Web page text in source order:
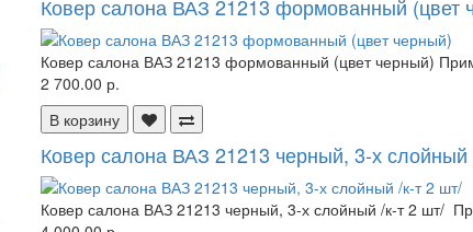
Ковер салона ВАЗ 21213 формованный (цвет
Ковер салона ВАЗ 21213 формованный (цвет черный)
2 700.00 р.
В корзину
Ковер салона ВАЗ 21213 черный, 3-х слойный
Ковер салона ВАЗ 21213 черный, 3-х слойный /к-т 2 шт/